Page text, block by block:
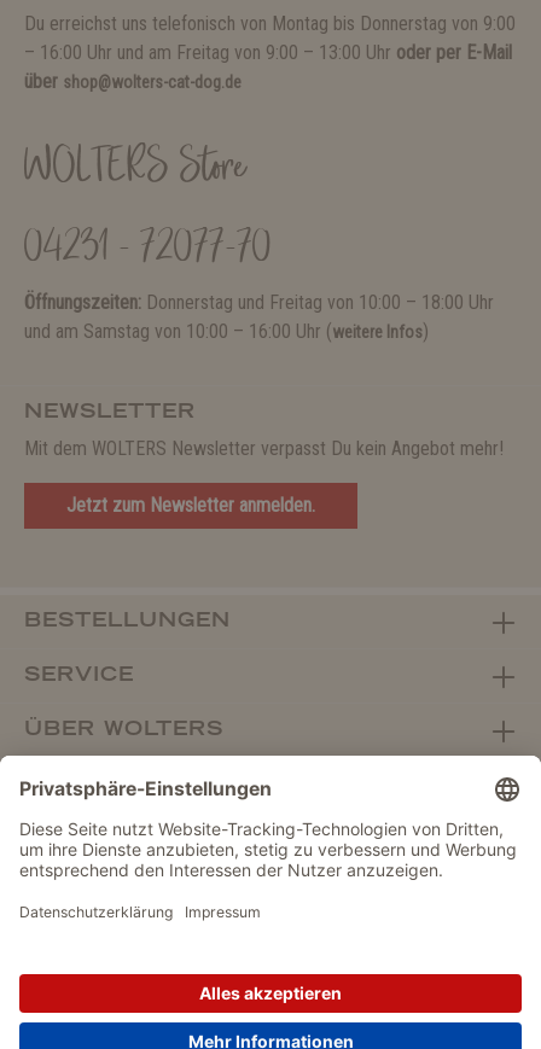
Du erreichst uns telefonisch von Montag bis Donnerstag von 9:00
– 16:00 Uhr und am Freitag von 9:00 – 13:00 Uhr oder per E-Mail
über shop@wolters-cat-dog.de
WOLTERS Store
04231 - 72077-70
Öffnungszeiten: Donnerstag und Freitag von 10:00 – 18:00 Uhr
und am Samstag von 10:00 – 16:00 Uhr (weitere Infos)
NEWSLETTER
Mit dem WOLTERS Newsletter verpasst Du kein Angebot mehr!
Jetzt zum Newsletter anmelden.
BESTELLUNGEN
SERVICE
ÜBER WOLTERS
FACHHANDEL
Vertrag widerrufen
IMPRESSUM